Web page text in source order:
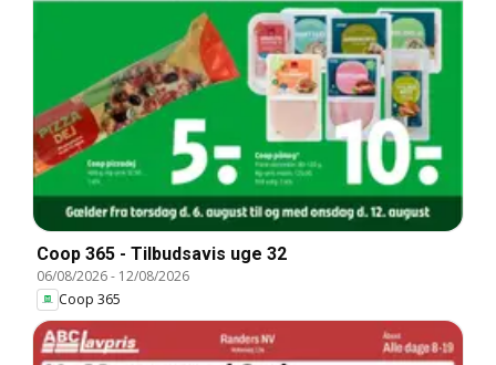
Coop 365 - Tilbudsavis uge 32
06/08/2026- 12/08/2026
Coop 365